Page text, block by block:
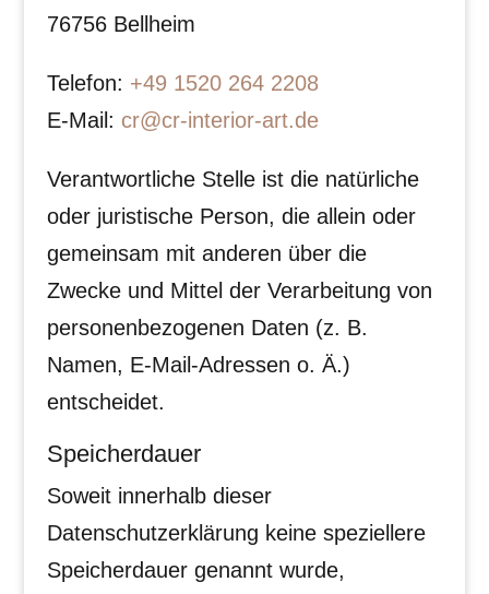
76756 Bellheim
Telefon: +49 1520 264 2208
E-Mail: cr@cr-interior-art.de
Verantwortliche Stelle ist die natürliche
oder juristische Person, die allein oder
gemeinsam mit anderen über die
Zwecke und Mittel der Verarbeitung von
personenbezogenen Daten (z. B.
Namen, E-Mail-Adressen o. Ä.)
entscheidet.
Speicherdauer
Soweit innerhalb dieser
Datenschutzerklärung keine speziellere
Speicherdauer genannt wurde,